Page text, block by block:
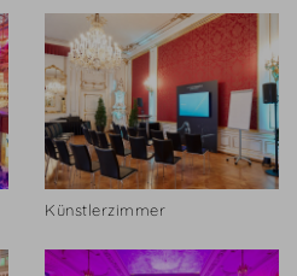
Künstlerzimmer